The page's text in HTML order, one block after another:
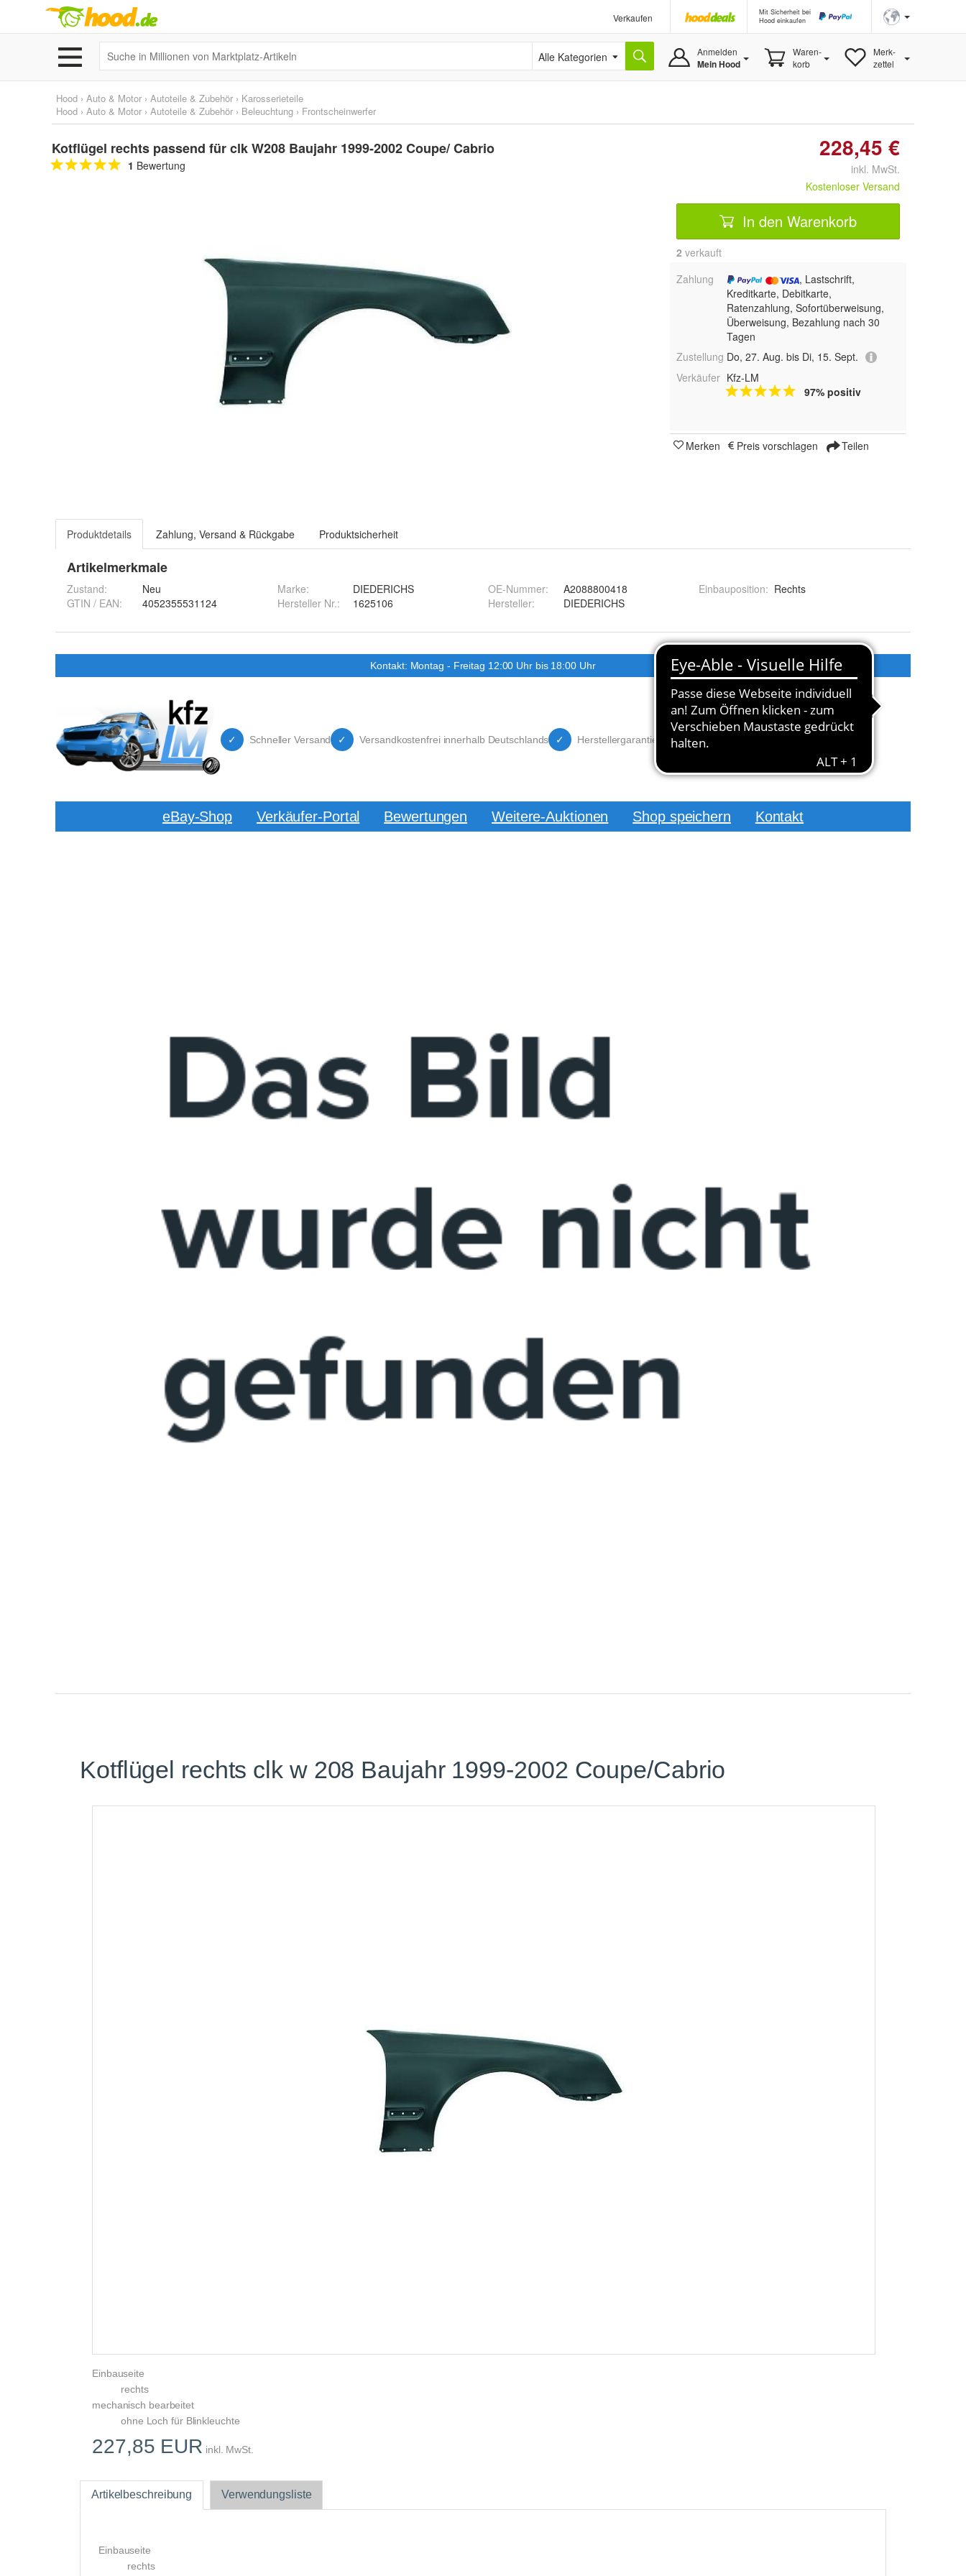
Verkaufen
Mit Sicherheit bei
Hood einkaufen
Alle Kategorien Anmelden
Mein Hood
Waren-
korb
Merk-
zettel
Hood › Auto & Motor › Autoteile & Zubehör › Karosserieteile
Hood › Auto & Motor › Autoteile & Zubehör › Beleuchtung › Frontscheinwerfer
Kotflügel rechts passend für clk W208 Baujahr 1999-2002 Coupe/ Cabrio
1 Bewertung
228,45 €
inkl. MwSt.
Kostenloser Versand
In den Warenkorb
2 verkauft
Zahlung
, Lastschrift,
Kreditkarte, Debitkarte,
Ratenzahlung, Sofortüberweisung,
Überweisung, Bezahlung nach 30
Tagen
Zustellung Do, 27. Aug. bis Di, 15. Sept.
Verkäufer Kfz-LM
97% positiv
Merken Preis vorschlagen Teilen
Produktdetails Zahlung, Versand & Rückgabe Produktsicherheit
Artikelmerkmale
Zustand:
Neu
GTIN / EAN:
4052355531124
Marke:
DIEDERICHS
Hersteller Nr.:
1625106
OE-Nummer:
A2088800418
Hersteller: DIEDERICHS
Einbauposition: Rechts